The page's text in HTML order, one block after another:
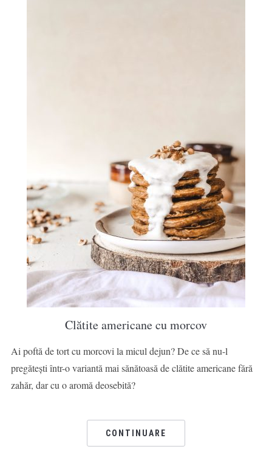
Clătite americane cu morcov
Ai poftă de tort cu morcovi la micul dejun? De ce să nu-l
pregătești într-o variantă mai sănătoasă de clătite americane fără
zahăr, dar cu o aromă deosebită?
CONTINUARE